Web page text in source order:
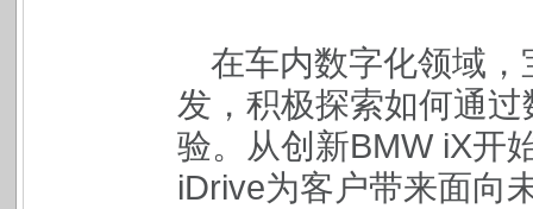
在车内数字化领域
发，积极探索如何通
验。从创新BMW iX开
iDrive为客户带来面向